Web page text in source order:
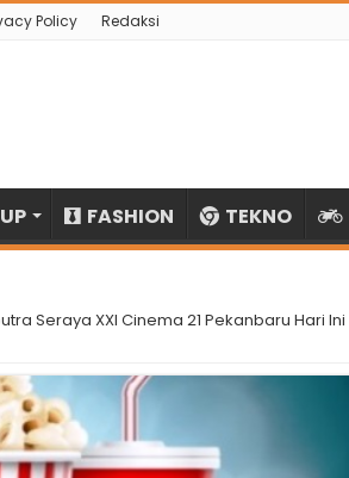
Policy Redaksi
FASHION TEKNO
Seraya XXI Cinema 21 Pekanbaru Hari Ini